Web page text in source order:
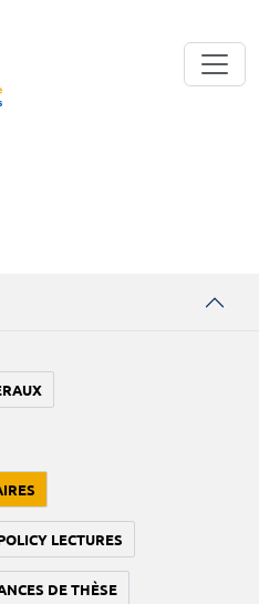
LECTURES
DE THÈSE